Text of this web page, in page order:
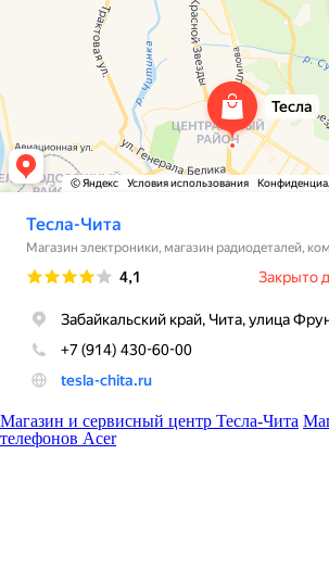
Магазин и сервисный центр Тесла-Чита
телефонов Acer